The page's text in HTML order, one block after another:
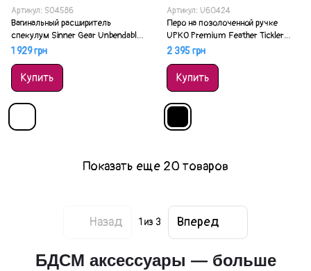
Артикул: SO4586
Вагинальный расширитель
спекулум Sinner Gear Unbendable
Large Cusco
1 929 грн
Купить
Артикул: U60424
Перо на позолоченной ручке
UPKO Premium Feather Tickler
черное
2 395 грн
Купить
Показать еще 20 товаров
Назад 1 из 3 Вперед
БДСМ аксессуары — больше